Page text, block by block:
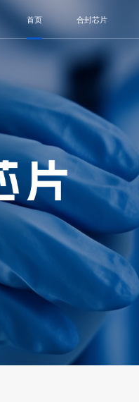
首页 合封芯片